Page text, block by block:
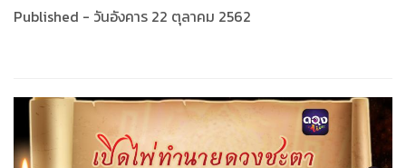
Published - วันอังคาร 22 ตุลาคม 2562